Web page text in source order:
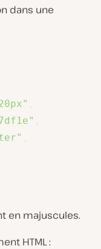
dans une
en majuscules.
HTML :